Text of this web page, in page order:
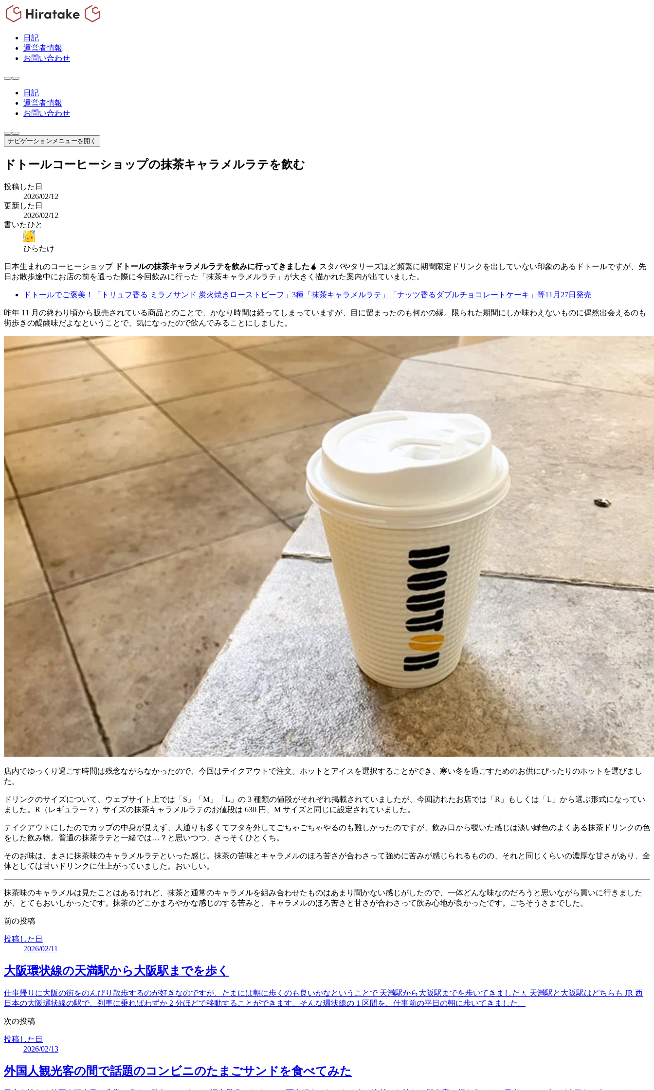
日記
運営者情報
お問い合わせ
日記
運営者情報
お問い合わせ
ナビゲーションメニューを開く
ドトールコーヒーショップの抹茶キャラメルラテを飲む
投稿した日
2026/02/12
更新した日
2026/02/12
書いたひと
ひらたけ
日本生まれのコーヒーショップ ドトールの抹茶キャラメルラテを飲みに行ってきました🧉 スタバやタリーズほど頻繁に期間限定ドリンクを出していない印象のあるドトールですが、先
日お散歩途中にお店の前を通った際に今回飲みに行った「抹茶キャラメルラテ」が大きく描かれた案内が出ていました。
ドトールでご褒美！「トリュフ香る ミラノサンド 炭火焼きローストビーフ」3種「抹茶キャラメルラテ」「ナッツ香るダブルチョコレートケーキ」等11月27日発売
昨年 11 月の終わり頃から販売されている商品とのことで、かなり時間は経ってしまっていますが、目に留まったのも何かの縁。限られた期間にしか味わえないものに偶然出会えるのも
街歩きの醍醐味だよなということで、気になったので飲んでみることにしました。
店内でゆっくり過ごす時間は残念ながらなかったので、今回はテイクアウトで注文。ホットとアイスを選択することができ、寒い冬を過ごすためのお供にぴったりのホットを選びまし
た。
ドリンクのサイズについて、ウェブサイト上では「S」「M」「L」の 3 種類の値段がそれぞれ掲載されていましたが、今回訪れたお店では「R」もしくは「L」から選ぶ形式になってい
ました。R（レギュラー？）サイズの抹茶キャラメルラテのお値段は 630 円、M サイズと同じに設定されていました。
テイクアウトにしたのでカップの中身が見えず、人通りも多くてフタを外してごちゃごちゃやるのも難しかったのですが、飲み口から覗いた感じは淡い緑色のよくある抹茶ドリンクの色
をした飲み物。普通の抹茶ラテと一緒では…？と思いつつ、さっそくひとくち。
そのお味は、まさに抹茶味のキャラメルラテといった感じ。抹茶の苦味とキャラメルのほろ苦さが合わさって強めに苦みが感じられるものの、それと同じくらいの濃厚な甘さがあり、全
体としては甘いドリンクに仕上がっていました。おいしい。
抹茶味のキャラメルは見たことはあるけれど、抹茶と通常のキャラメルを組み合わせたものはあまり聞かない感じがしたので、一体どんな味なのだろうと思いながら買いに行きました
が、とてもおいしかったです。抹茶のどこかまろやかな感じのする苦みと、キャラメルのほろ苦さと甘さが合わさって飲み心地が良かったです。ごちそうさまでした。
前の投稿
投稿した日
2026/02/11
大阪環状線の天満駅から大阪駅までを歩く
仕事帰りに大阪の街をのんびり散歩するのが好きなのですが、たまには朝に歩くのも良いかなということで 天満駅から大阪駅までを歩いてきました🚶 天満駅と大阪駅はどちらも JR 西
日本の大阪環状線の駅で、列車に乗ればわずか 2 分ほどで移動することができます。そんな環状線の 1 区間を、仕事前の平日の朝に歩いてきました。
次の投稿
投稿した日
2026/02/13
外国人観光客の間で話題のコンビニのたまごサンドを食べてみた